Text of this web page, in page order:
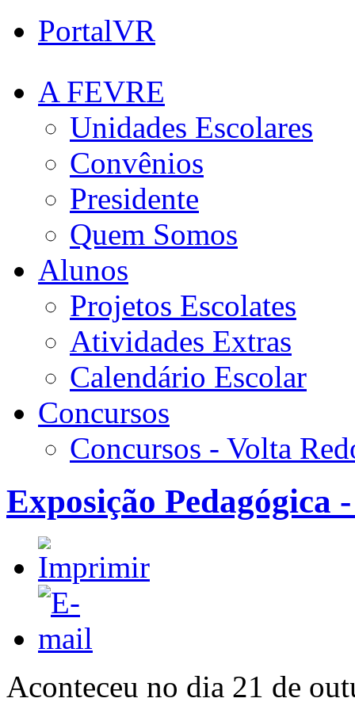
PortalVR
A FEVRE
Unidades Escolares
Convênios
Presidente
Quem Somos
Alunos
Projetos Escolates
Atividades Extras
Calendário Escolar
Concursos
Concursos - Volta
Exposição
Aconteceu no dia 21 de